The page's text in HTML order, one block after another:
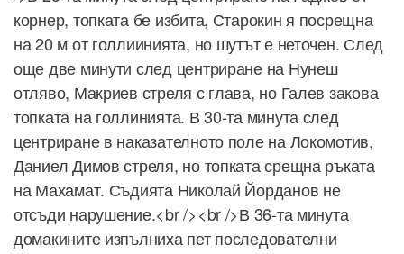
корнер, топката бе избита, Старокин я посрещна
на 20 м от голлиинията, но шутът е неточен. След
още две минути след центриране на Нунеш
отляво, Макриев стреля с глава, но Галев закова
топката на голлинията. В 30-та минута след
центриране в наказателното поле на Локомотив,
Даниел Димов стреля, но топката срещна ръката
на Махамат. Съдията Николай Йорданов не
отсъди нарушение.<br /><br />В 36-та минута
домакините изпълниха пет последователни